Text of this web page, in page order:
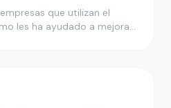
que utilizan el
les ha ayudado a mejorar